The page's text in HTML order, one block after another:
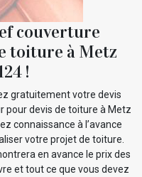
couverture
toiture à Metz
!
gratuitement votre devis
pour devis de toiture à Metz
connaissance à l’avance
votre projet de toiture.
en avance le prix des
et tout ce que vous devez